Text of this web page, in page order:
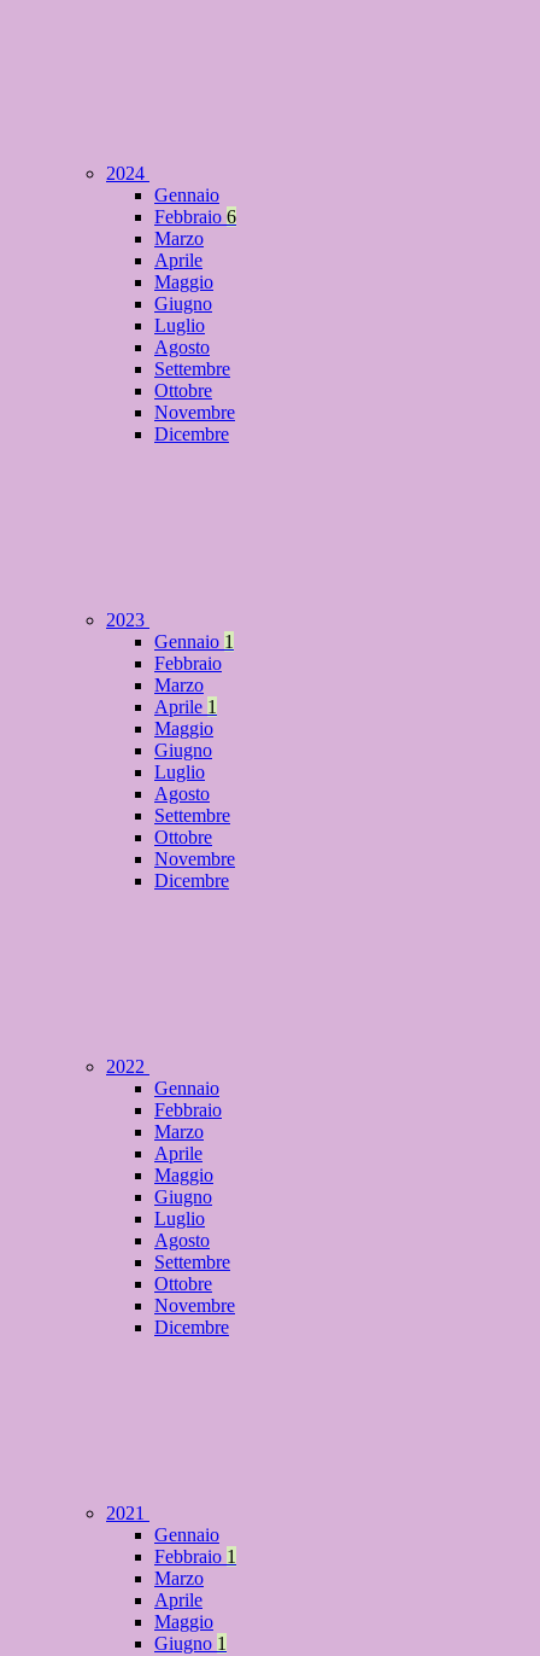
2024
Gennaio
Febbraio 6
Marzo
Aprile
Maggio
Giugno
Luglio
Agosto
Settembre
Ottobre
Novembre
Dicembre
2023
Gennaio 1
Febbraio
Marzo
Aprile 1
Maggio
Giugno
Luglio
Agosto
Settembre
Ottobre
Novembre
Dicembre
2022
Gennaio
Febbraio
Marzo
Aprile
Maggio
Giugno
Luglio
Agosto
Settembre
Ottobre
Novembre
Dicembre
2021
Gennaio
Febbraio 1
Marzo
Aprile
Maggio
Giugno 1